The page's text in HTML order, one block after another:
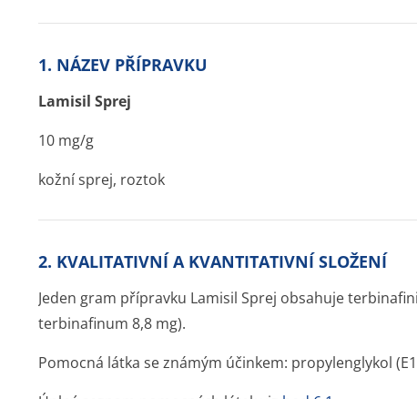
1. NÁZEV PŘÍPRAVKU
Lamisil Sprej
10 mg/g
kožní sprej, roztok
2. KVALITATIVNÍ A KVANTITATIVNÍ SLOŽENÍ
Jeden gram přípravku Lamisil Sprej obsahuje
terbinafinum 8,8 mg).
Pomocná látka se známým účinkem: propylenglykol